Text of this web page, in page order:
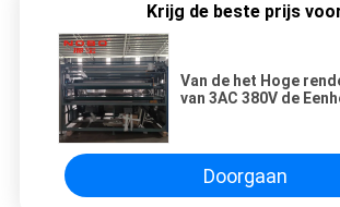
Krijg de beste prijs
Van de het Hoge
van 3AC 380V de
Doorgaan